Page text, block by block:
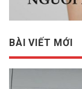
BÀI VIẾT MỚI